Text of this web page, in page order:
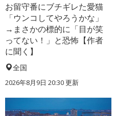
お留守番にブチギレた愛猫
「ウンコしてやろうかな」
→まさかの標的に「目が笑
ってない！」と恐怖【作者
に聞く】
全国
2026年8月9日 20:30更新